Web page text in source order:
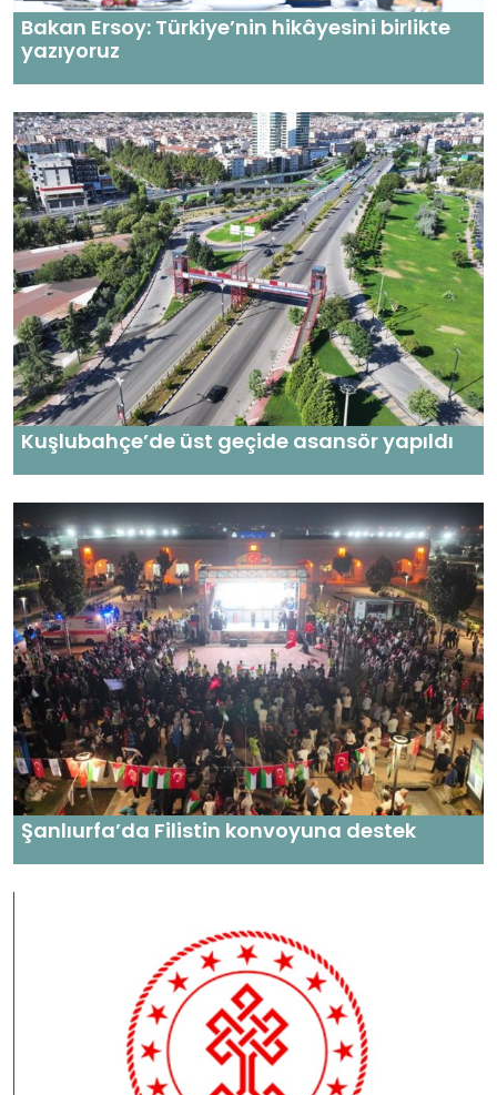
Bakan Ersoy: Türkiye’nin hikâyesini birlikte
yazıyoruz
Kuşlubahçe’de üst geçide asansör yapıldı
Şanlıurfa’da Filistin konvoyuna destek